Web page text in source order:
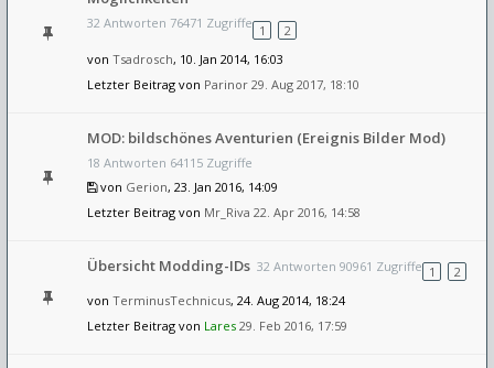
32 Antworten 76471 Zugriffe 1
2
von Tsadrosch, 10. Jan 2014, 16:03
Letzter Beitrag von Parinor 29. Aug 2017, 18:10
MOD: bildschönes Aventurien (Ereignis Bilder Mod)
18 Antworten 64115 Zugriffe
von Gerion, 23. Jan 2016, 14:09
Letzter Beitrag von Mr_Riva 22. Apr 2016, 14:58
Übersicht Modding-IDs 32 Antworten 90961 Zugriffe 1
2
von TerminusTechnicus, 24. Aug 2014, 18:24
Letzter Beitrag von Lares 29. Feb 2016, 17:59